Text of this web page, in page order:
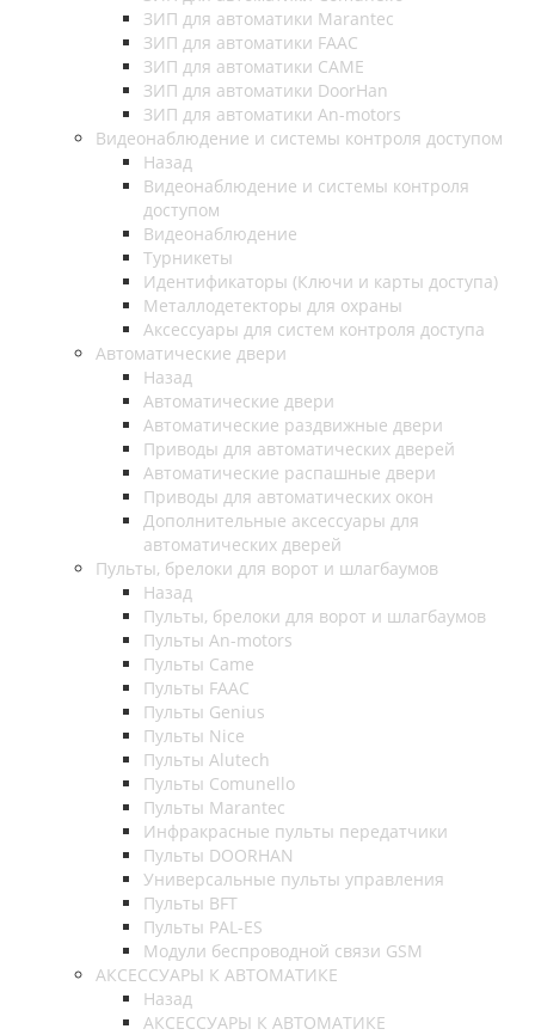
ЗИП для автоматики Marantec
ЗИП для автоматики FAAC
ЗИП для автоматики CAME
ЗИП для автоматики DoorHan
ЗИП для автоматики An-motors
Видеонаблюдение и системы контроля доступом
Назад
Видеонаблюдение и системы контроля
доступом
Видеонаблюдение
Турникеты
Идентификаторы (Ключи и карты доступа)
Металлодетекторы для охраны
Аксессуары для систем контроля доступа
Автоматические двери
Назад
Автоматические двери
Автоматические раздвижные двери
Приводы для автоматических дверей
Автоматические распашные двери
Приводы для автоматических окон
Дополнительные аксессуары для
автоматических дверей
Пульты, брелоки для ворот и шлагбаумов
Назад
Пульты, брелоки для ворот и шлагбаумов
Пульты An-motors
Пульты Came
Пульты FAAC
Пульты Genius
Пульты Nice
Пульты Alutech
Пульты Сomunello
Пульты Marantec
Инфракрасные пульты передатчики
Пульты DOORHAN
Универсальные пульты управления
Пульты BFT
Пульты PAL-ES
Модули беспроводной связи GSM
АКСЕССУАРЫ К АВТОМАТИКЕ
Назад
АКСЕССУАРЫ К АВТОМАТИКЕ